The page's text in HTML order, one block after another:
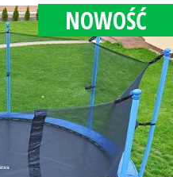
NOWOŚĆ